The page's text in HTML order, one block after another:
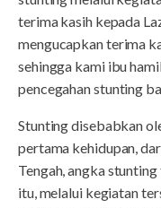
terima kasih kepada
mengucapkan terima
sehingga kami ibu
pencegahan stunting
Stunting disebabkan
pertama kehidupan,
Tengah, angka
itu, melalui kegiatan